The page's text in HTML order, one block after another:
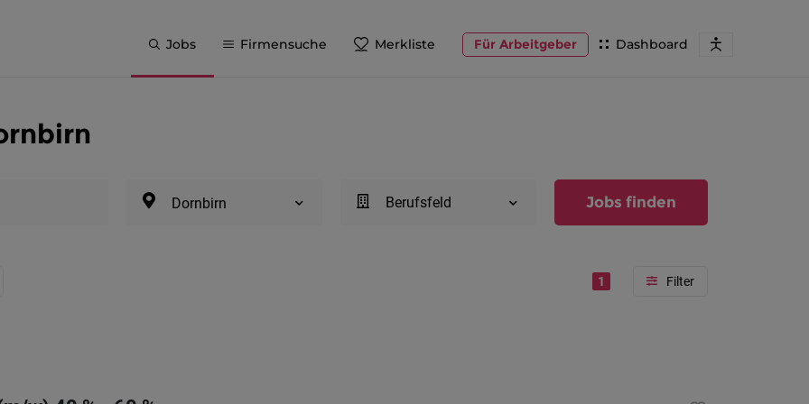
Jobs Firmensuche Merkliste Dashboard
Für Arbeitgeber
Dornbirn Berufsfeld Jobs finden
1